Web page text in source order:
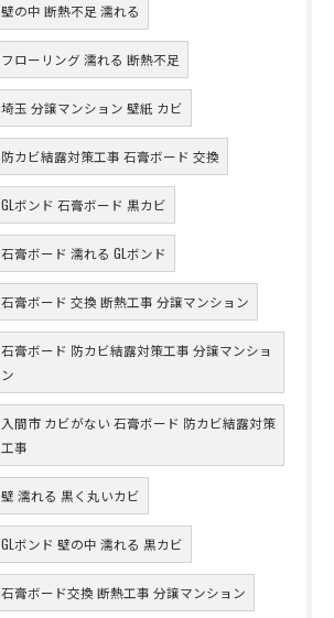
壁の中 断熱不足 濡れる
フローリング 濡れる 断熱不足
埼玉 分譲マンション 壁紙 カビ
防カビ結露対策工事 石膏ボード 交換
GLボンド 石膏ボード 黒カビ
石膏ボード 濡れる GLボンド
石膏ボード 交換 断熱工事 分譲マンション
石膏ボード 防カビ結露対策工事 分譲マンショ
ン
入間市 カビがない 石膏ボード 防カビ結露対策
工事
壁 濡れる 黒く丸いカビ
GLボンド 壁の中 濡れる 黒カビ
石膏ボード交換 断熱工事 分譲マンション